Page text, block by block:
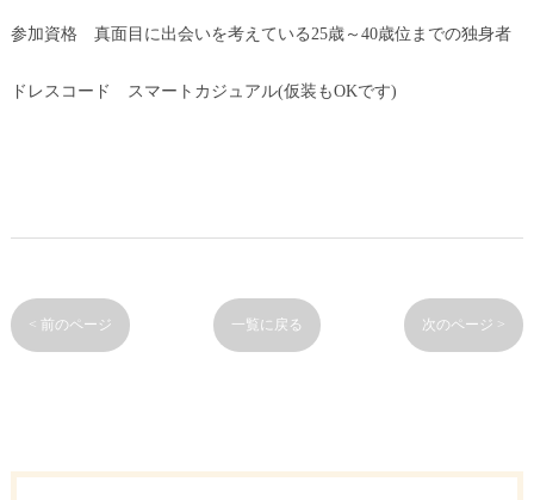
参加資格 真面目に出会いを考えている25歳～40歳位までの独身者
ドレスコード スマートカジュアル(仮装もOKです)
< 前のページ 一覧に戻る 次のページ >